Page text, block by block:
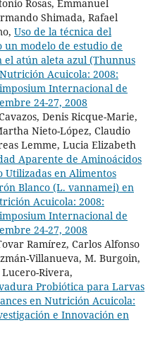
Rosas, Emmanuel
Shimada, Rafael
Uso de la técnica del
modelo de estudio de
el atún aleta azul (Thunnus
Acuicola: 2008:
Internacional de
24-27, 2008
Denis Ricque-Marie,
Nieto-López, Claudio
Lemme, Lucia Elizabeth
Aparente de Aminoácidos
Utilizadas en Alimentos
Blanco (L. vannamei) en
Acuicola: 2008:
Internacional de
24-27, 2008
Ramírez, Carlos Alfonso
Villanueva, M. Burgoin,
Rivera,
Probiótica para Larvas
en Nutrición Acuicola:
e Innovación en